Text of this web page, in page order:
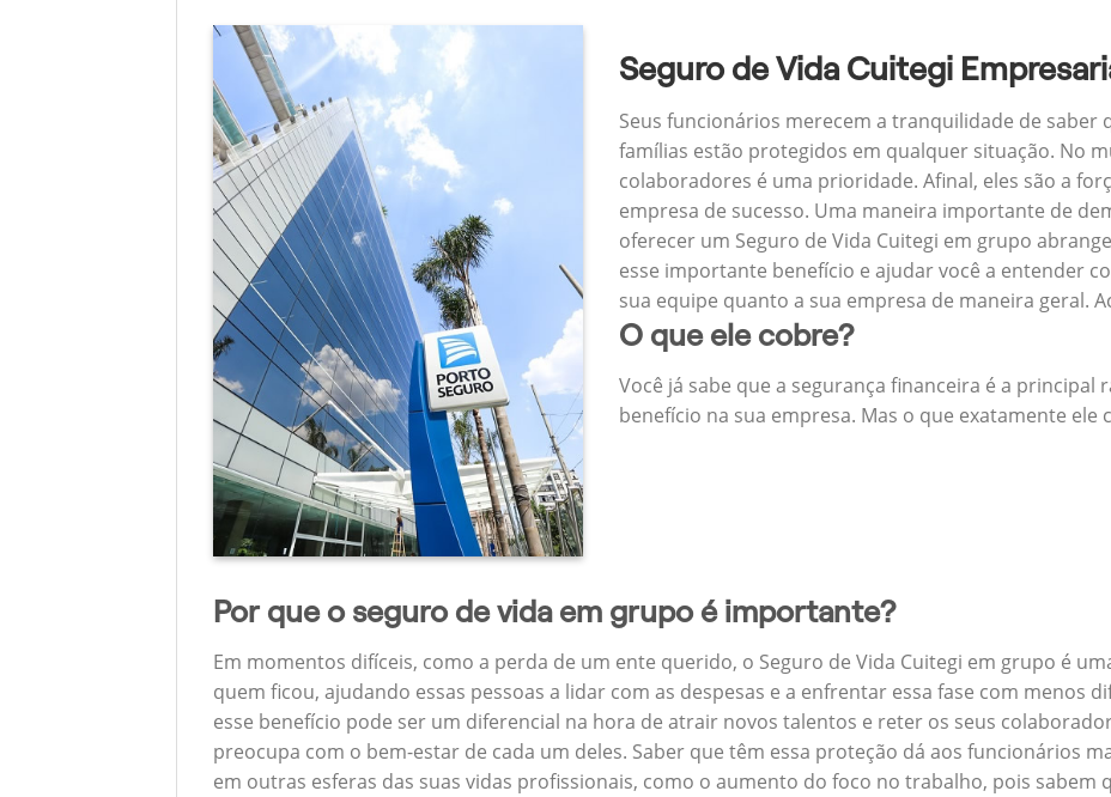
Seguro de Vida Cuitegi
Seus funcionários merecem a tranquilidade de saber
famílias estão protegidos em qualquer situação. No
colaboradores é uma prioridade. Afinal, eles são a
empresa de sucesso. Uma maneira importante de
oferecer um Seguro de Vida Cuitegi em grupo
esse importante benefício e ajudar você a entender
sua equipe quanto a sua empresa de maneira geral.
O que ele cobre?
Você já sabe que a segurança financeira é a principal
benefício na sua empresa. Mas o que exatamente ele
Por que o seguro de vida em grupo é importante?
Em momentos difíceis, como a perda de um ente querido, o Seguro de Vida Cuitegi em grupo é
quem ficou, ajudando essas pessoas a lidar com as despesas e a enfrentar essa fase com menos
esse benefício pode ser um diferencial na hora de atrair novos talentos e reter os seus
preocupa com o bem-estar de cada um deles. Saber que têm essa proteção dá aos funcionários
em outras esferas das suas vidas profissionais, como o aumento do foco no trabalho, pois sabem